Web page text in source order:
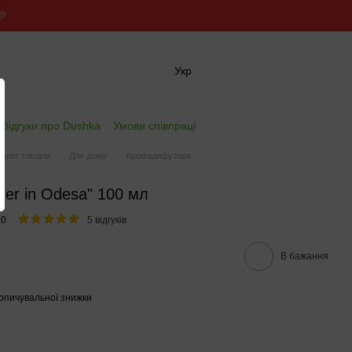
Укр
Відгуки про Dushka Умови співпраці
товарів Для дому
Аромадифузори
in Odesa" 100 мл
5 відгуків
В бажання
знижки